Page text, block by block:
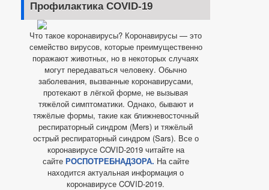
Профилактика COVID-19
Что такое коронавирусы? Коронавирусы — это
семейство вирусов, которые преимущественно
поражают животных, но в некоторых случаях
могут передаваться человеку. Обычно
заболевания, вызванные коронавирусами,
протекают в лёгкой форме, не вызывая
тяжёлой симптоматики. Однако, бывают и
тяжёлые формы, такие как ближневосточный
респираторный синдром (Mers) и тяжёлый
острый респираторный синдром (Sars). Все о
коронавирусе COVID-2019 читайте на
сайте РОСПОТРЕБНАДЗОРА. На сайте
находится актуальная информация о
коронавирусе COVID-2019.